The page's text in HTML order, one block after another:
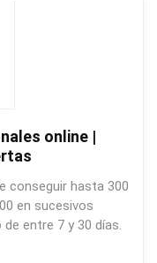
online |
conseguir hasta 300
en sucesivos
entre 7 y 30 días.